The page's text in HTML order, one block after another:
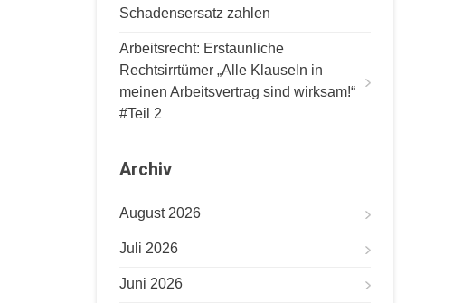
Schadensersatz zahlen
Arbeitsrecht: Erstaunliche
Rechtsirrtümer „Alle Klauseln in
meinen Arbeitsvertrag sind wirksam!“
#Teil 2
Archiv
August 2026
Juli 2026
Juni 2026